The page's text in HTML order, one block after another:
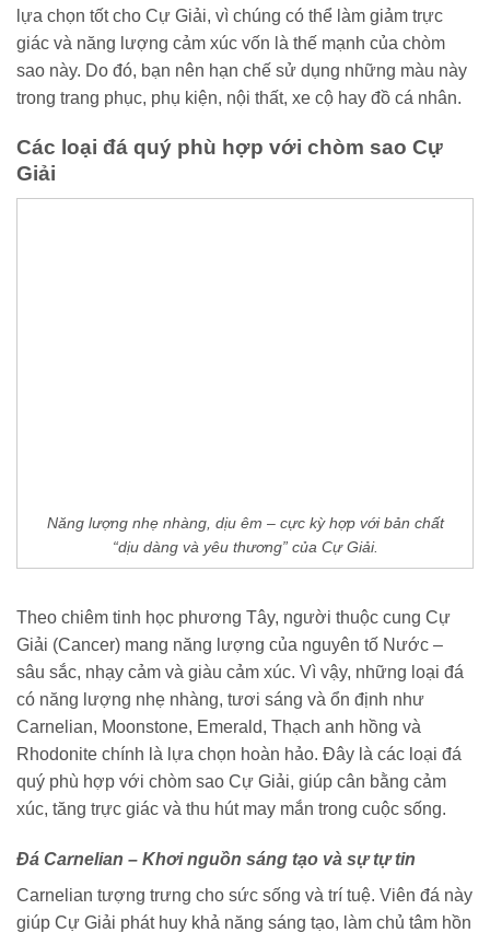
lựa chọn tốt cho Cự Giải, vì chúng có thể làm giảm trực
giác và năng lượng cảm xúc vốn là thế mạnh của chòm
sao này. Do đó, bạn nên hạn chế sử dụng những màu này
trong trang phục, phụ kiện, nội thất, xe cộ hay đồ cá nhân.
Các loại đá quý phù hợp với chòm sao Cự
Giải
Năng lượng nhẹ nhàng, dịu êm – cực kỳ hợp với bản chất
“dịu dàng và yêu thương” của Cự Giải.
Theo chiêm tinh học phương Tây, người thuộc cung Cự
Giải (Cancer) mang năng lượng của nguyên tố Nước –
sâu sắc, nhạy cảm và giàu cảm xúc. Vì vậy, những loại đá
có năng lượng nhẹ nhàng, tươi sáng và ổn định như
Carnelian, Moonstone, Emerald, Thạch anh hồng và
Rhodonite chính là lựa chọn hoàn hảo. Đây là các loại đá
quý phù hợp với chòm sao Cự Giải, giúp cân bằng cảm
xúc, tăng trực giác và thu hút may mắn trong cuộc sống.
Đá Carnelian – Khơi nguồn sáng tạo và sự tự tin
Carnelian tượng trưng cho sức sống và trí tuệ. Viên đá này
giúp Cự Giải phát huy khả năng sáng tạo, làm chủ tâm hồn